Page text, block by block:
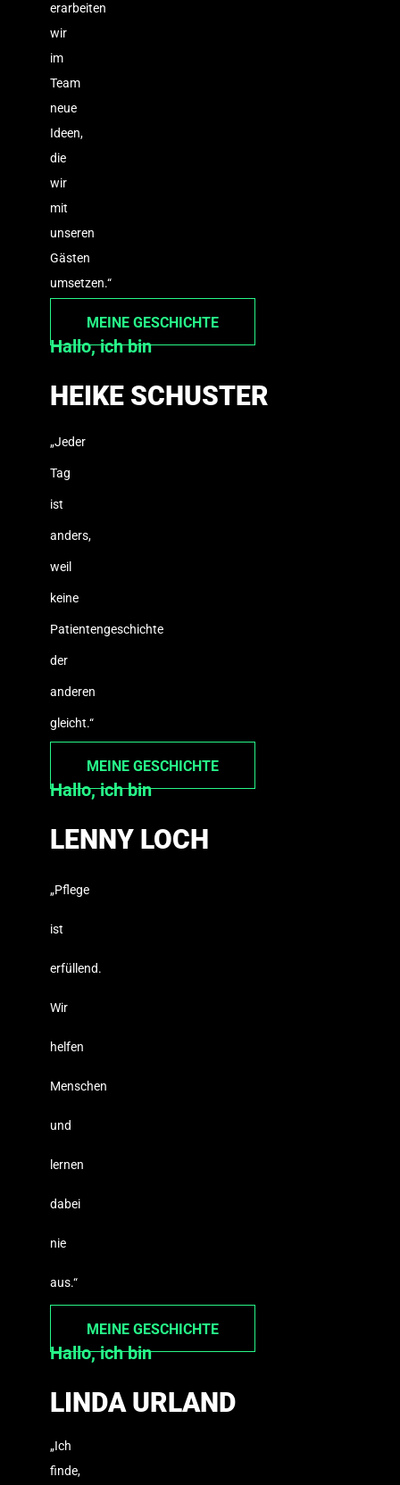
erarbeiten
wir
im
Team
neue
Ideen,
die
wir
mit
unseren
Gästen
umsetzen.“
MEINE GESCHICHTE
Hallo, ich bin
HEIKE SCHUSTER
„Jeder
Tag
ist
anders,
weil
keine
Patientengeschichte
der
anderen
gleicht.“
MEINE GESCHICHTE
Hallo, ich bin
LENNY LOCH
„Pflege
ist
erfüllend.
Wir
helfen
Menschen
und
lernen
dabei
nie
aus.“
MEINE GESCHICHTE
Hallo, ich bin
LINDA URLAND
„Ich
finde,